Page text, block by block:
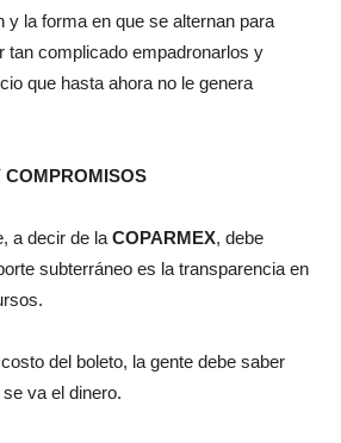
y la forma en que se alternan para
tan complicado empadronarlos y
que hasta ahora no le genera
COMPROMISOS
a decir de la COPARMEX, debe
subterráneo es la transparencia en
del boleto, la gente debe saber
va el dinero.